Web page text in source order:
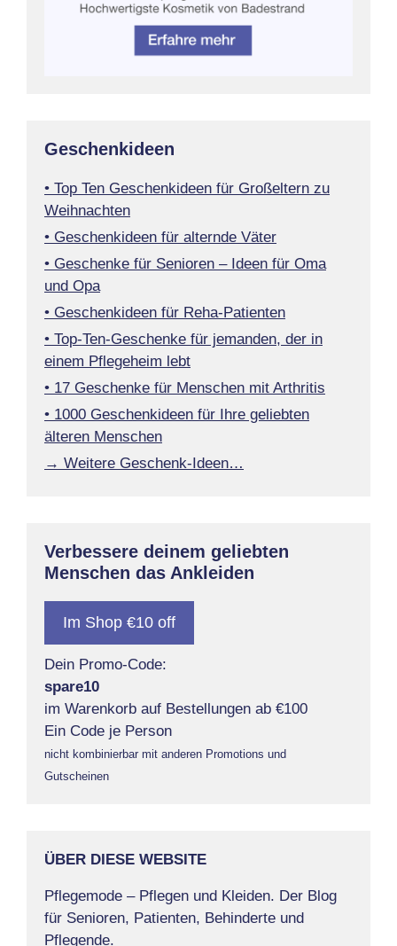
Geschenkideen
• Top Ten Geschenkideen für Großeltern zu
Weihnachten
• Geschenkideen für alternde Väter
• Geschenke für Senioren – Ideen für Oma
und Opa
• Geschenkideen für Reha-Patienten
• Top-Ten-Geschenke für jemanden, der in
einem Pflegeheim lebt
• 17 Geschenke für Menschen mit Arthritis
• 1000 Geschenkideen für Ihre geliebten
älteren Menschen
→ Weitere Geschenk-Ideen…
Verbessere deinem geliebten
Menschen das Ankleiden
Im Shop €10 off
Dein Promo-Code:
spare10
im Warenkorb auf Bestellungen ab €100
Ein Code je Person
nicht kombinierbar mit anderen Promotions und
Gutscheinen
ÜBER DIESE WEBSITE
Pflegemode – Pflegen und Kleiden. Der Blog
für Senioren, Patienten, Behinderte und
Pflegende.